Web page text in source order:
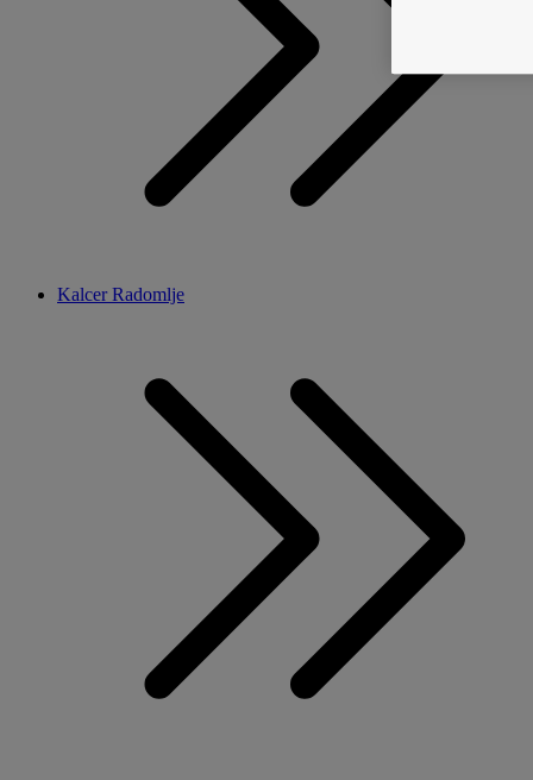
Kalcer Radomlje